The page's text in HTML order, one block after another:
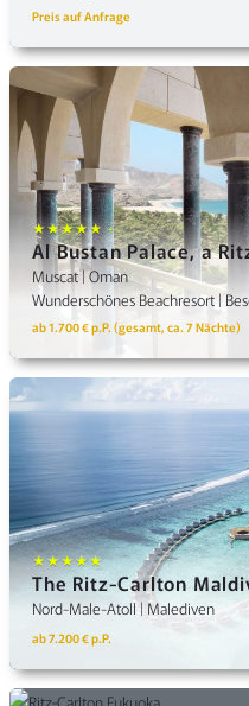
Preis auf Anfrage
★★★★★ +
Al Bustan Palace, a
Muscat | Oman
Wunderschönes Beachresort |
ab 1.700 € p.P. (gesamt, ca. 7 Nächte)
★★★★★
The Ritz-Carlton
Nord-Male-Atoll | Malediven
ab 7.200 € p.P.